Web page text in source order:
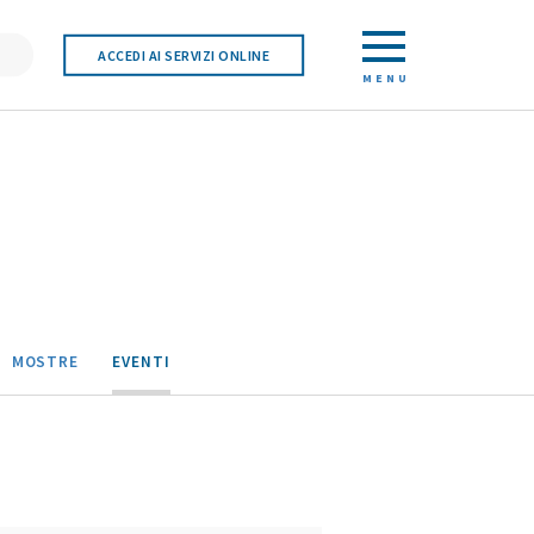
ACCEDI AI SERVIZI ONLINE
MENU
MOSTRE EVENTI